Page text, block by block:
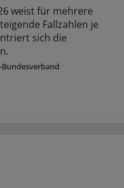
weist für mehrere
Fallzahlen je
sich die
Bundesverband